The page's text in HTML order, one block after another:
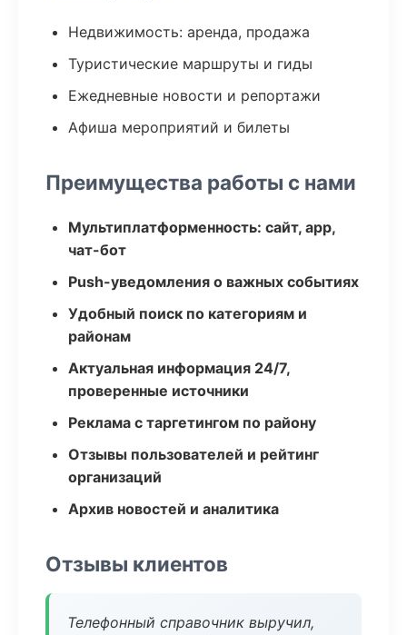
Недвижимость: аренда, продажа
Туристические маршруты и гиды
Ежедневные новости и репортажи
Афиша мероприятий и билеты
Преимущества работы с нами
Мультиплатформенность: сайт, app,
чат-бот
Push-уведомления о важных событиях
Удобный поиск по категориям и
районам
Актуальная информация 24/7,
проверенные источники
Реклама с таргетингом по району
Отзывы пользователей и рейтинг
организаций
Архив новостей и аналитика
Отзывы клиентов
Телефонный справочник выручил,